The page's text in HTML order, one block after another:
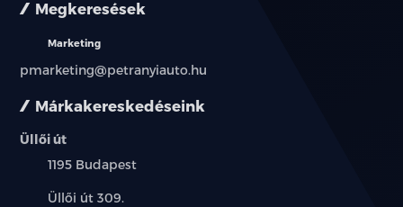
Márkakereskedéseink
Üllői út
Település:
1195 Budapest
Cím:
Üllői út 309.
Megkeresések
Marketing
pmarketing@petranyiauto.hu